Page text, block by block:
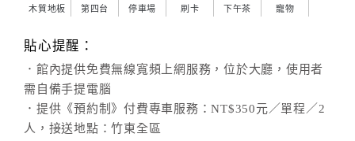
木質地板 第四台 停車場 刷卡 下午茶 寵物
貼心提醒：
．館內提供免費無線寬頻上網服務，位於大廳，使用者
需自備手提電腦
．提供《預約制》付費專車服務：NT$350元／單程／2
人，接送地點：竹東全區